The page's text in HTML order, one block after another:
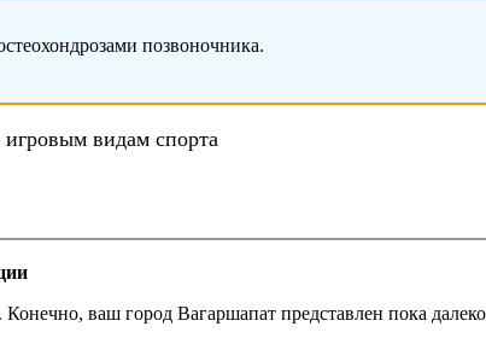
позвоночника.
игровым видам спорта
ваш город Вагаршапат представлен пока